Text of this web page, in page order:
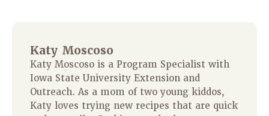
Katy Moscoso
Katy Moscoso is a Program Specialist with
Iowa State University Extension and
Outreach. As a mom of two young kiddos,
Katy loves trying new recipes that are quick